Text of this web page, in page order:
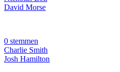
David Morse
0 stemmen
Charlie Smith
Josh Hamilton